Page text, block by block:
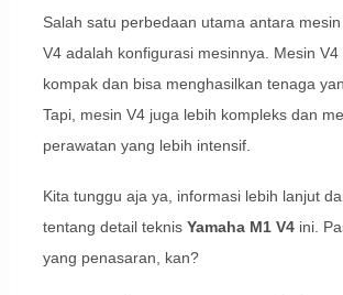
Salah satu perbedaan utama antara
V4 adalah konfigurasi mesinnya. Mesin V4
kompak dan bisa menghasilkan tenaga
Tapi, mesin V4 juga lebih kompleks dan
perawatan yang lebih intensif.
Kita tunggu aja ya, informasi lebih lanjut
tentang detail teknis Yamaha M1 V4ini.
yang penasaran, kan?